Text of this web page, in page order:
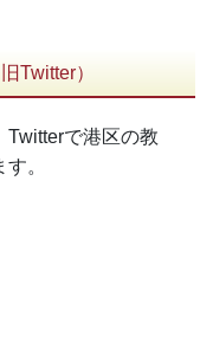
Twitter）
Twitterで港区の教
。